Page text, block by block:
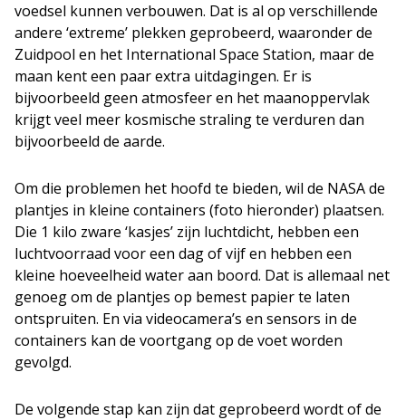
voedsel kunnen verbouwen. Dat is al op verschillende
andere ‘extreme’ plekken geprobeerd, waaronder de
Zuidpool en het International Space Station, maar de
maan kent een paar extra uitdagingen. Er is
bijvoorbeeld geen atmosfeer en het maanoppervlak
krijgt veel meer kosmische straling te verduren dan
bijvoorbeeld de aarde.
Om die problemen het hoofd te bieden, wil de NASA de
plantjes in kleine containers (foto hieronder) plaatsen.
Die 1 kilo zware ‘kasjes’ zijn luchtdicht, hebben een
luchtvoorraad voor een dag of vijf en hebben een
kleine hoeveelheid water aan boord. Dat is allemaal net
genoeg om de plantjes op bemest papier te laten
ontspruiten. En via videocamera’s en sensors in de
containers kan de voortgang op de voet worden
gevolgd.
De volgende stap kan zijn dat geprobeerd wordt of de